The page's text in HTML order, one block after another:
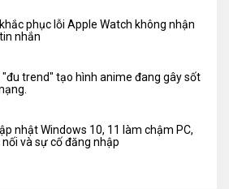
phục lỗi Apple Watch không nhận
nhắn
"đu trend" tạo hình anime đang gây sốt
nhật Windows 10, 11 làm chậm PC,
nối và sự cố đăng nhập